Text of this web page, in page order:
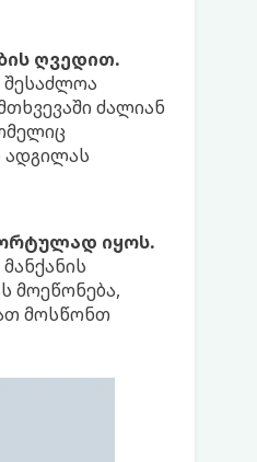
ღვედით.
შესაძლოა
ძალიან
ადგილას
იყოს.
მოეწონება,
მოსწონთ